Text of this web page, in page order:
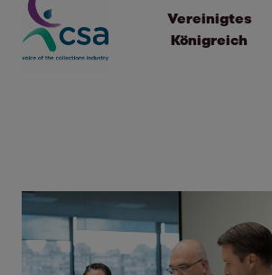
Vereinigtes
Königreich